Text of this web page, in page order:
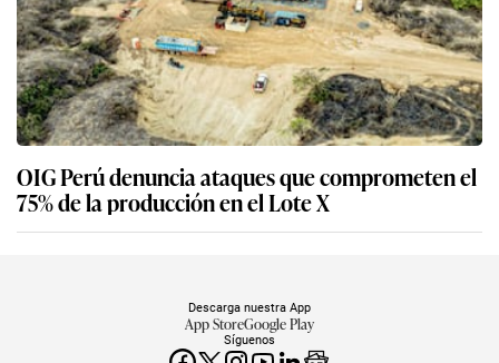
OIG Perú denuncia ataques que comprometen el
75% de la producción en el Lote X
Síguenos
Descarga nuestra App
App StoreGoogle Play